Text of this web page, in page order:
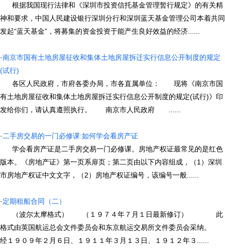
根据我国现行法律和《深圳市投资信托基金管理暂行规定》的有关精
神和要求，中国人民建设银行深圳分行和深圳蓝天基金管理公司本着共同
发起“蓝天基金”，将募集的资金投资于能产生良好效益的经济......
·南京市国有土地房屋征收和集体土地房屋拆迁实行信息公开制度的规定
(试行)
各区人民政府，市府各委办局，市各直属单位： 现将《南京市国
有土地房屋征收和集体土地房屋拆迁实行信息公开制度的规定(试行)》印
发给你们，请认真遵照执行。 南京市人民政府 ......
·二手房交易的一门必修课:如何学会看房产证
学会看房产证是二手房交易一门必修课。房地产权证最常见的是红色
版本。《房地产证》第一页系扉页；第二页由以下内容组成，（1）深圳
市房地产权证中文文字，（2）房地产权证编号，该编号一般......
·定期租船合同（二）
（波尔太摩格式） （１９７４年７月１日最新修订） 此
格式由英国航运总会文件委员会和东京航运交易所文件委员会采纳。
经１９０９年２月６日、１９１１年３月１３日、１９１２年３......